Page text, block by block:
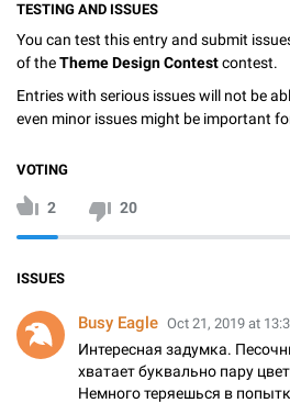
TESTING AND ISSUES
You can test this entry and submit
of theTheme Design Contestcontest.
Entries with serious issues will not be
even minor issues might be important
VOTING
2 20
ISSUES
Busy Eagle Oct 21, 2019 at
Интересная задумка.
хватает буквально пару
Немного теряешься в